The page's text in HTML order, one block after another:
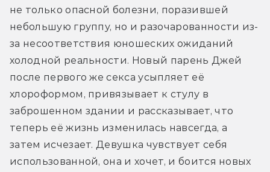
не только опасной болезни, поразившей
небольшую группу, но и разочарованности из-
за несоответствия юношеских ожиданий
холодной реальности. Новый парень Джей
после первого же секса усыпляет её
хлороформом, привязывает к стулу в
заброшенном здании и рассказывает, что
теперь её жизнь изменилась навсегда, а
затем исчезает. Девушка чувствует себя
использованной, она и хочет, и боится новых